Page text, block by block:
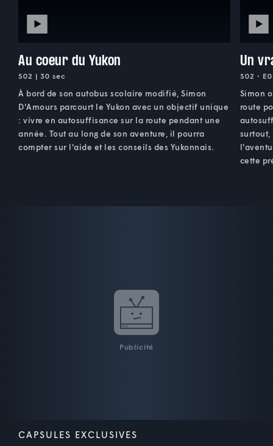
Au coeur du Yukon
S02 | 30 sec
À bord de son autobus scolaire modifié, Simon
D'Amours parcourt le Yukon avec un objectif unique
: vivre en autosuffisance sur la route pendant une
année. Tout au long de son aventure, il pourra
compter sur l'aide et les conseils des Yukonnais.
Un
S02 •
Simon
route
surtout,
cette
Publicité
CAPSULES EXCLUSIVES